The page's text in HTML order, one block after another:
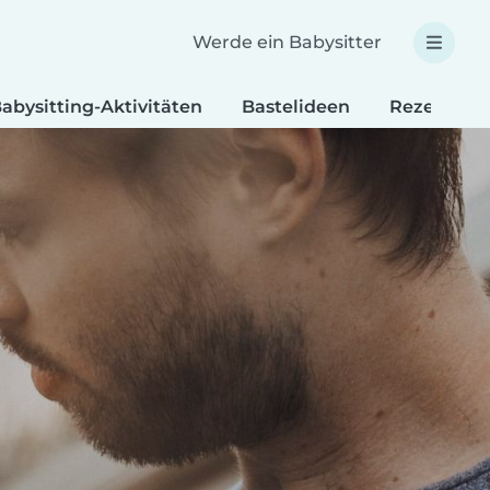
Werde ein Babysitter
Aktivitäten Bastelideen Rezepte